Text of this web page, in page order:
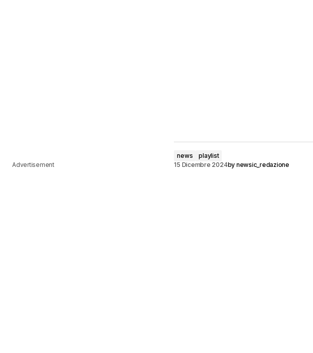
Advertisement
news
playlist
15 Dicembre 2024by newsic_redazione